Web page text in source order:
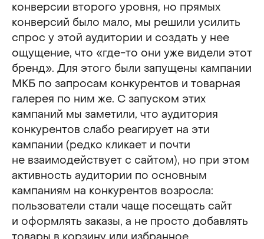
конверсии второго уровня, но прямых
конверсий было мало, мы решили усилить
спрос у этой аудитории и создать у нее
ощущение, что «где-то они уже видели этот
бренд». Для этого были запущены кампании
МКБ по запросам конкурентов и товарная
галерея по ним же. С запуском этих
кампаний мы заметили, что аудитория
конкурентов слабо реагирует на эти
кампании (редко кликает и почти
не взаимодействует с сайтом), но при этом
активность аудитории по основным
кампаниям на конкурентов возросла:
пользователи стали чаще посещать сайт
и оформлять заказы, а не просто добавлять